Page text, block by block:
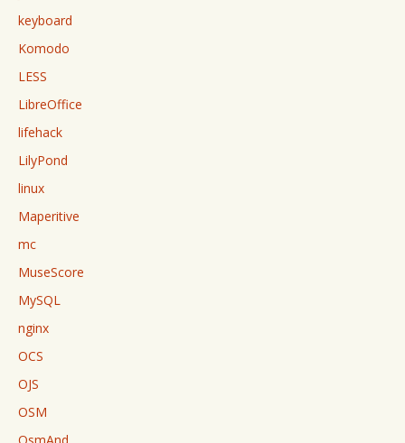
keyboard
Komodo
LESS
LibreOffice
lifehack
LilyPond
linux
Maperitive
mc
MuseScore
MySQL
nginx
OCS
OJS
OSM